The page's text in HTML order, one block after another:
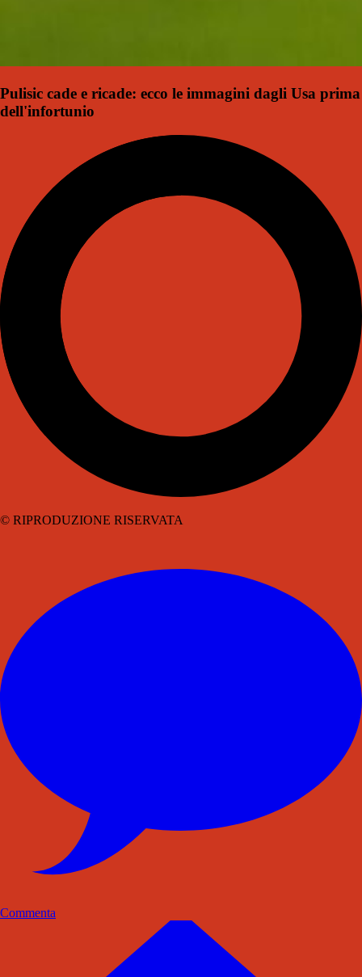
Pulisic cade e ricade: ecco le immagini dagli Usa prima
dell'infortunio
© RIPRODUZIONE RISERVATA
Commenta